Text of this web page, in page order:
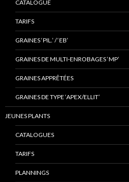
CATALOGUE
TARIFS
GRAINES ‘PIL.’ / ‘EB’
GRAINES DE MULTI-ENROBAGES ‘MP’
GRAINES APPRÊTÉES
GRAINES DE TYPE ‘APEX/ELLIT’
JEUNES PLANTS
CATALOGUES
TARIFS
PLANNINGS